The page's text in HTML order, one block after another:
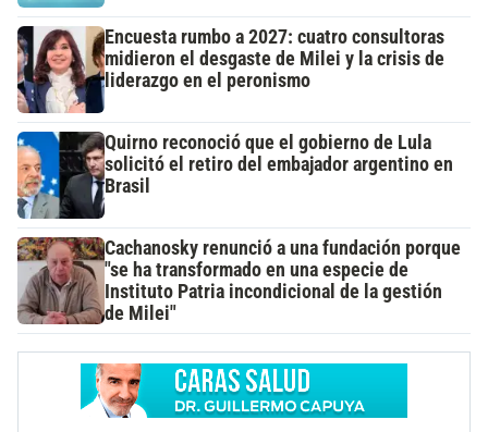
Encuesta rumbo a 2027: cuatro consultoras
midieron el desgaste de Milei y la crisis de
liderazgo en el peronismo
Quirno reconoció que el gobierno de Lula
solicitó el retiro del embajador argentino en
Brasil
Cachanosky renunció a una fundación porque
"se ha transformado en una especie de
Instituto Patria incondicional de la gestión
de Milei"